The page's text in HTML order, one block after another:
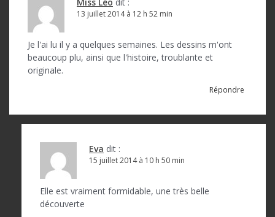
’
13 juillet 2014 à 12 h 52 min
Je l'ai lu il y a quelques semaines. Les dessins m'ont
beaucoup plu, ainsi que l'histoire, troublante et
originale.
Répondre
Eva dit :
15 juillet 2014 à 10 h 50 min
Elle est vraiment formidable, une très belle
découverte